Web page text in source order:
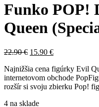
Funko POP!
Queen
22.90€ Pôvodná
bola:
22.90 €.
15.90 €Aktuálna
je:
15.90 €.
Najnižšia cena figúrky Evil
internetovom obchode
rozšír si svoju zbierku Pop!
4 na sklade